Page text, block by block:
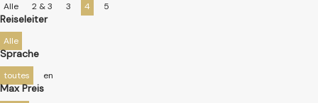
Alle 2 & 3 3 4 5
Reiseleiter
Alle
Sprache
toutes en
Max Preis